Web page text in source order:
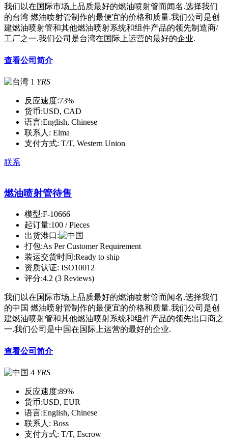
我们以在国际市场上品质最好的燃油喷射管而闻名.选择我们
的台湾 燃油喷射管制作的最便宜的价格和质量.我们公司是创
建燃油喷射管和其他燃油喷射系统和组件产品的领先制造商/
工厂之一.我们公司是台湾在国际上运营的最好的企业.
查看公司简介
1 YRS
反应速度:73%
货币:USD, CAD
语言:English, Chinese
联系人: Elma
支付方式: T/T, Western Union
联系
燃油喷射管待售
模型:F-10666
起订量:100 / Pieces
出货港口:
打包:As Per Customer Requirement
装运交货时间:Ready to ship
资质认证: ISO10012
评分:4.2 (3 Reviews)
我们以在国际市场上品质最好的燃油喷射管而闻名.选择我们
的中国 燃油喷射管制作的最便宜的价格和质量.我们公司是创
建燃油喷射管和其他燃油喷射系统和组件产品的领先出口商之
一.我们公司是中国在国际上运营的最好的企业.
查看公司简介
4 YRS
反应速度:89%
货币:USD, EUR
语言:English, Chinese
联系人: Boss
支付方式: T/T, Escrow